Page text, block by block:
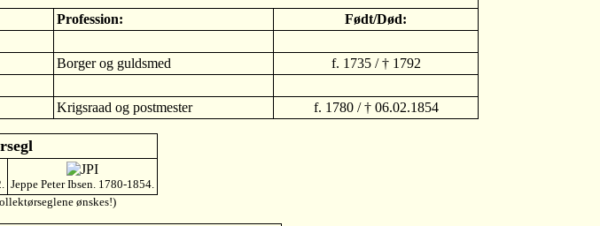
Profession:
Født/Død:
Borger og guldsmed
f. 1735 / † 1792
Krigsraad og postmester f. 1780 / † 06.02.1854
Jeppe Peter Ibsen. 1780-1854.
ønskes!)